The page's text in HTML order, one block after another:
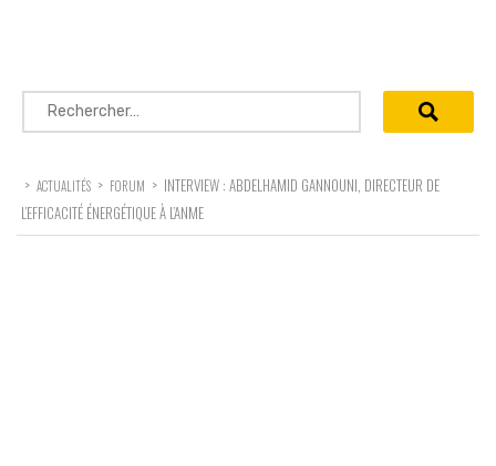
Rechercher :
> ACTUALITÉS > FORUM > INTERVIEW : ABDELHAMID GANNOUNI, DIRECTEUR DE
L’EFFICACITÉ ÉNERGÉTIQUE À L’ANME